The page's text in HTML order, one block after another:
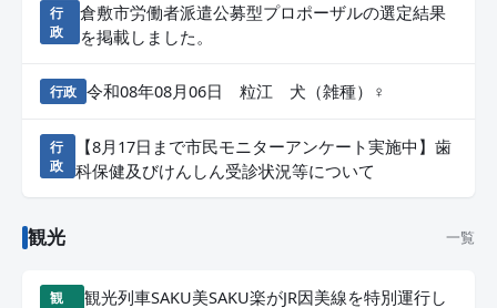
行
政
倉敷市労働者派遣公募型プロポーザルの選定結果
を掲載しました。
行政 令和08年08月06日 粒江 犬（雑種）♀
行
政
【8月17日まで市民モニターアンケート実施中】歯
科保健及びけんしん受診状況等について
観光 一覧
観 観光列車SAKU美SAKU楽がJR因美線を特別運行し